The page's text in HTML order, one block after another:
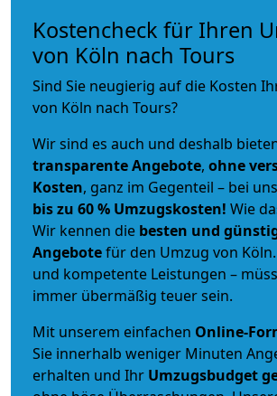
Kostencheck für Ihren
von Köln nach Tours
Sind Sie neugierig auf die Kosten
von Köln nach Tours?
Wir sind es auch und deshalb
transparente Angebote, ohne
Kosten, ganz im Gegenteil – bei uns
bis zu 60 % Umzugskosten! Wie
Wir kennen die besten und
Angebotefür den Umzug von
und kompetente Leistungen –
immer übermäßig teuer sein.
Mit unserem einfachen Online-
Sie innerhalb weniger Minuten
erhalten und Ihr Umzugsbudget